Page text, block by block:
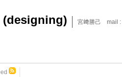
宮﨑勝己 mail :